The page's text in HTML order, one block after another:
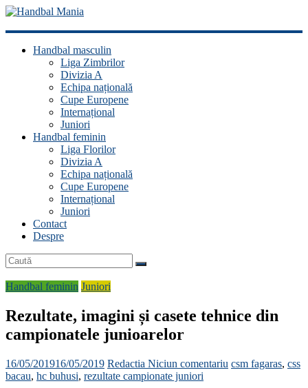
Handbal
ManiaHandbal masculin
Liga Zimbrilor
Divizia A
Echipa națională
Cupe Europene
Internațional
Juniori
Handbal feminin
Liga Florilor
Divizia A
Echipa națională
Cupe Europene
Internațional
Juniori
Contact
Despre
Handbal feminin Juniori
Rezultate, imagini și casete tehnice din
campionatele junioarelor
16/05/201916/05/2019 Redactia Niciun comentariu csm fagaras, css
bacau, hc buhusi, rezultate campionate juniori